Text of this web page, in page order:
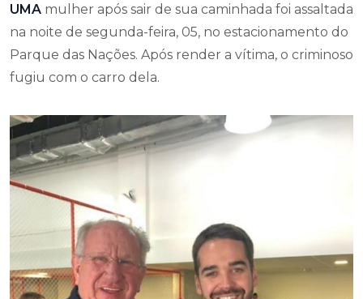
UMA mulher após sair de sua caminhada foi assaltada
na noite de segunda-feira, 05, no estacionamento do
Parque das Nações. Após render a vítima, o criminoso
fugiu com o carro dela.